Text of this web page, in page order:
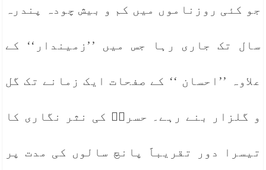
جو کئی روزناموں میں کم و بیش چودہ پندرہ
سال تک جاری رہا جس میں ’’زمیندار‘‘ کے
علاوہ ’’احسان ‘‘ کے صفحات ایک زمانے تک گل
و گلزار بنے رہے۔ حسرتؔ کی نثر نگاری کا
تیسرا دور تقریباََ پانچ سالوں کی مدت پر